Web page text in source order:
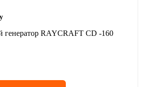
генератор RAYCRAFT CD -160